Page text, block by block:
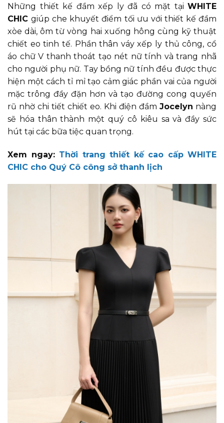
Những thiết kế đầm xếp ly đã có mặt tại WHITE
CHICgiúp che khuyết điểm tối ưu với thiết kế đầm
xòe dài, ôm từ vòng hai xuống hông cùng kỹ thuật
chiết eo tinh tế. Phần thân váy xếp ly thủ công, cổ
áo chữ V thanh thoát tạo nét nữ tính và trang nhã
cho người phụ nữ. Tay bồng nữ tính đều được thực
hiện một cách tỉ mỉ tạo cảm giác phần vai của người
mặc trông đầy đặn hơn và tạo đường cong quyến
rũ nhờ chi tiết chiết eo. Khi điện đầm Jocelyn nàng
sẽ hóa thân thành một quý cô kiêu sa và đầy sức
hút tại các bữa tiệc quan trọng.
Xem ngay: Thời trang thiết kế cao cấp WHITE
CHIC cho Quý Cô công sở thanh lịch